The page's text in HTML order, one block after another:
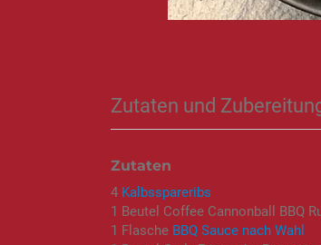
Zutaten und
Zutaten
4 Kalbsspareribs
1 Beutel Coffee Cannonball BBQ
1 Flasche BBQ Sauce nach Wahl